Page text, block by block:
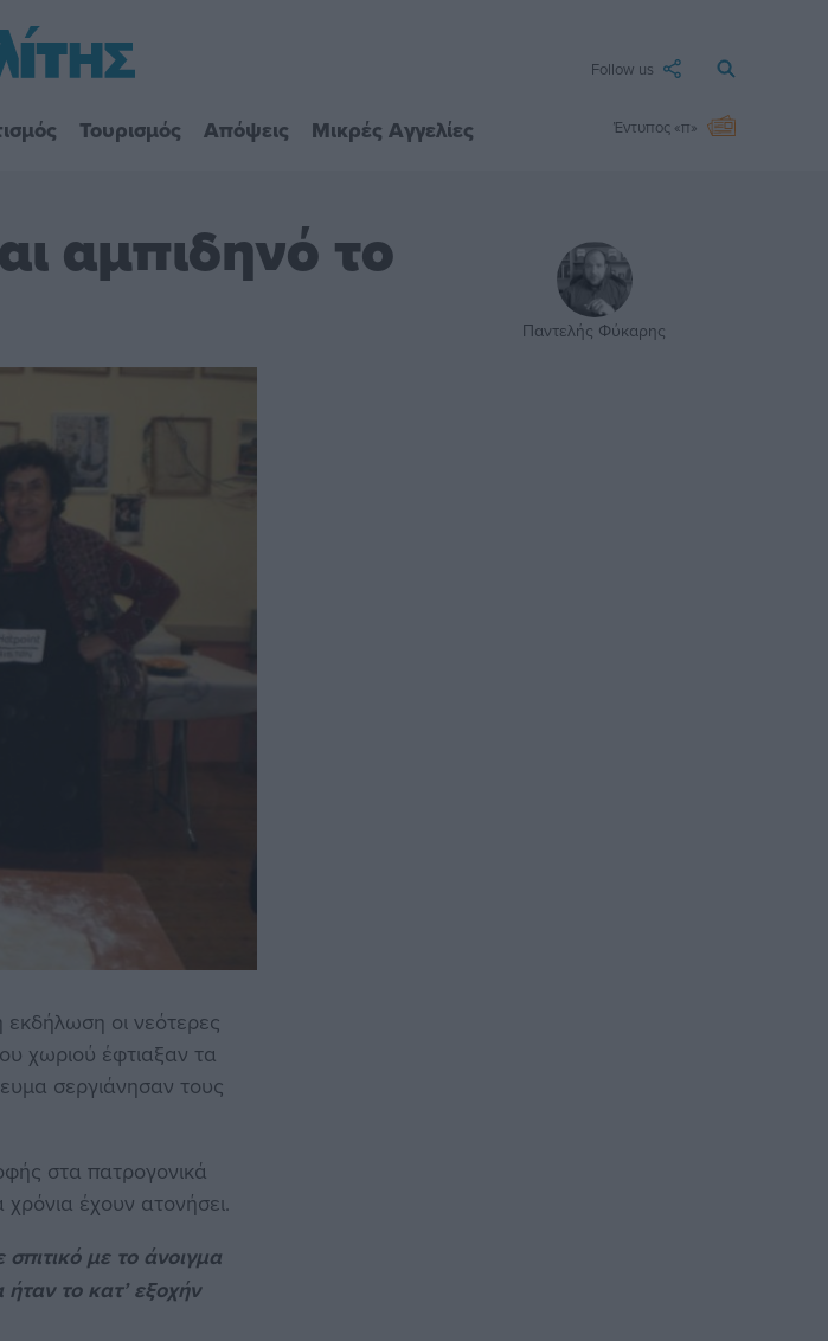
Follow us
Τουρισμός Απόψεις Μικρές Αγγελίες Έντυπος «π»
αμπιδηνό το
Παντελής Φύκαρης
οι νεότερες
χωριού έφτιαξαν τα
σεργιάνησαν τους
στα πατρογονικά
έχουν ατονήσει.
με το άνοιγμα
το κατ’ εξοχήν